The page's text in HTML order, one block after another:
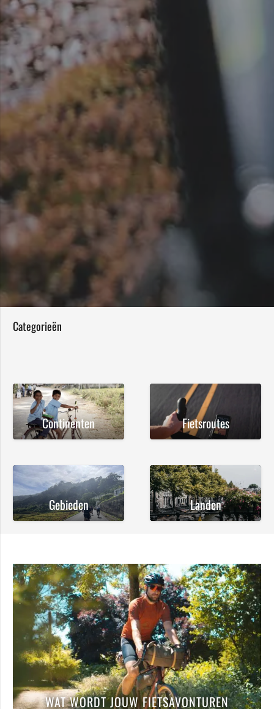
Categorieën
Continenten Fietsroutes
Gebieden Landen
WAT WORDT JOUW FIETSAVONTUREN